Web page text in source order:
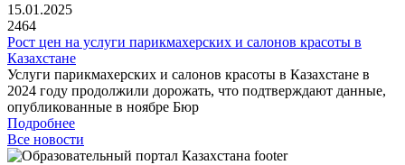
15.01.2025
2464
Рост цен на услуги парикмахерских и салонов красоты в
Казахстане
Услуги парикмахерских и салонов красоты в Казахстане в
2024 году продолжили дорожать, что подтверждают данные,
опубликованные в ноябре Бюр
Подробнее
Все новости